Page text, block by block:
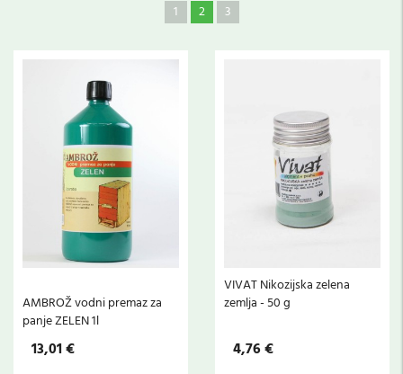
1 2 3
AMBROŽ vodni premaz za
panje ZELEN 1l
13,01 €
VIVAT Nikozijska zelena
zemlja - 50 g
4,76 €